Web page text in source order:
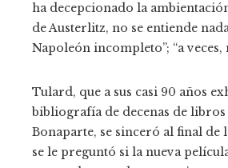
ha decepcionado la
de Austerlitz, no se entiende
Napoleón incompleto”; “a
Tulard, que a sus casi 90 años
bibliografía de decenas de
Bonaparte, se sinceró al final de
se le preguntó si la nueva